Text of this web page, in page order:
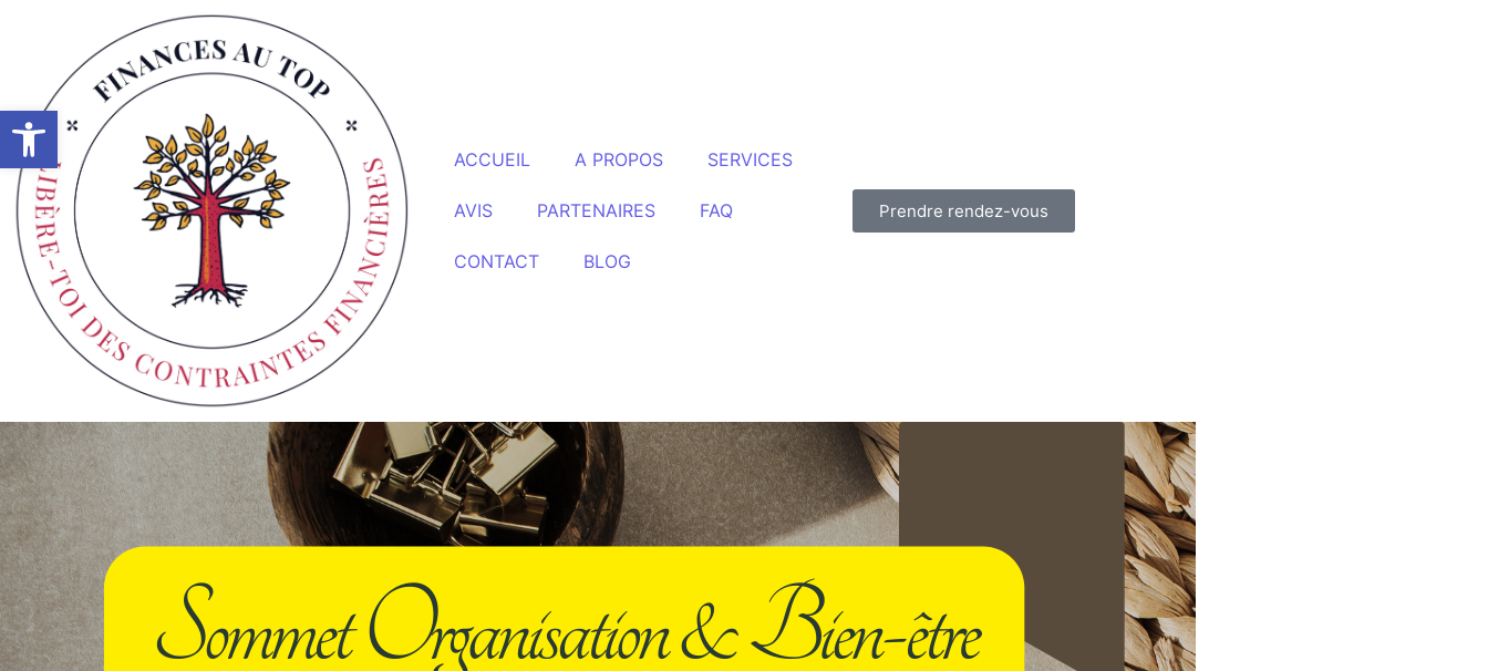
Ouvrir la barre d’outils
ACCUEIL A PROPOS SERVICES
AVIS PARTENAIRES FAQ
CONTACT BLOG
Prendre rendez-vous